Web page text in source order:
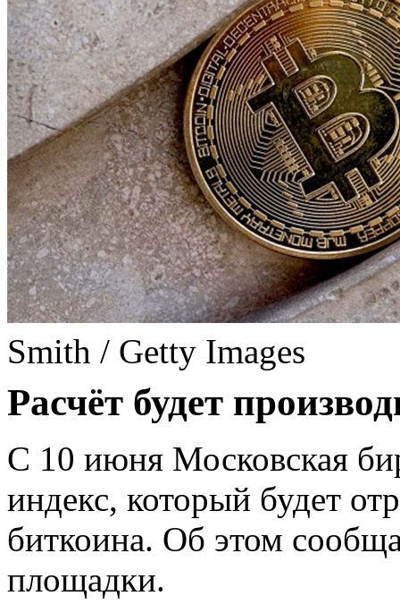
Smith / Getty Images
Расчёт будет
С 10 июня Московская
индекс, который будет
биткоина. Об этом
площадки.